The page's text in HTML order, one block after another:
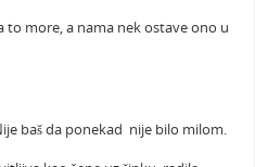
to more, a nama nek ostave ono u
baš da ponekad nije bilo milom.